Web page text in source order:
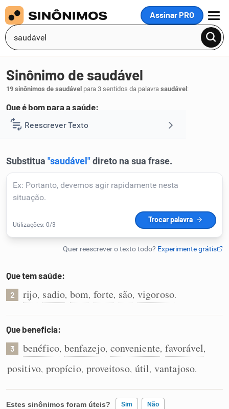
Assinar PRO
MENU
Reescrever Texto
Corrigir Texto
Humanizador de IA
Cata-letras
Conexões
Caça-palavras
Sinônimo de saudável
19 sinônimos de saudável para 3 sentidos da palavra saudável :
Que é bom para a saúde:
1 salutar,salubre, salutífero
Que tem saúde:
2 rijo, sadio, bom, forte, são, vigoroso.
Que beneficia:
3 benéfico, benfazejo, conveniente, favorável,
positivo, propício, proveitoso, útil, vantajoso.
Estes sinônimos foram úteis? Sim Não